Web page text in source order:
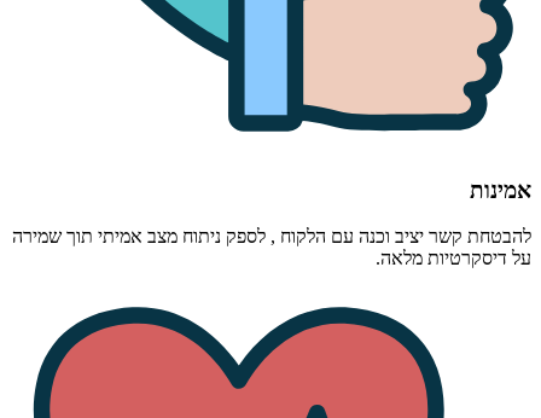
אמינות
להבטחת קשר יציב וכנה עם הלקוח , לספק ניתוח מצב אמיתי תוך שמירה
על דיסקרטיות מלאה.